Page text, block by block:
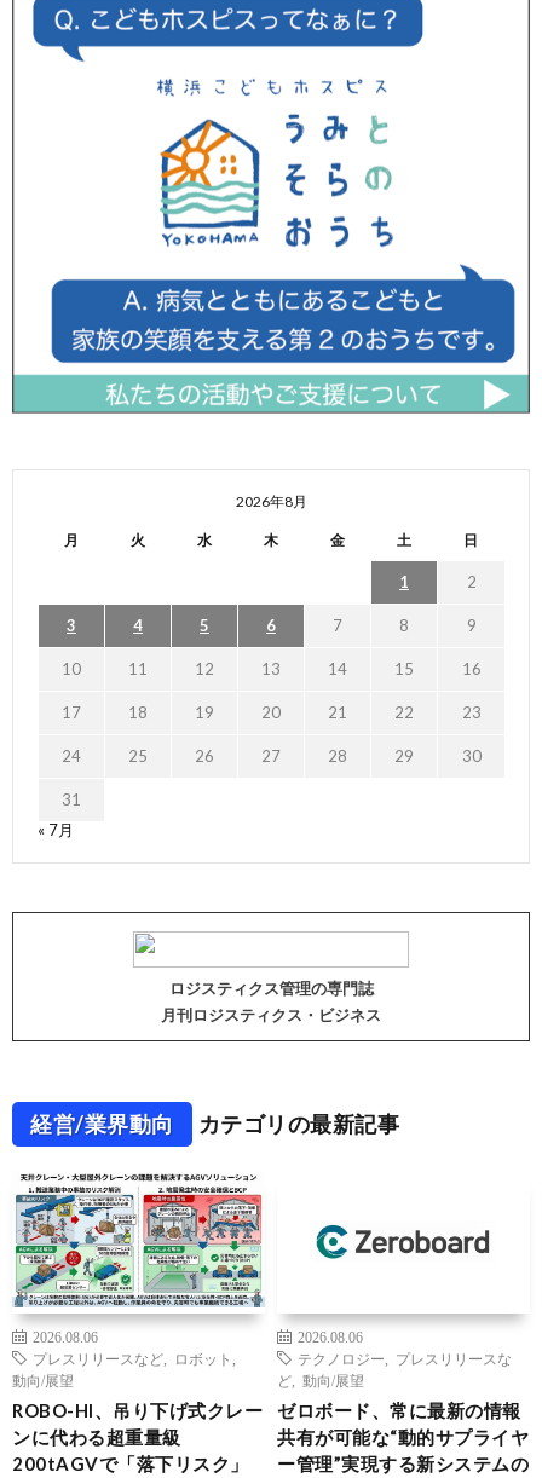
2026年8月
月 火 水 木 金 土 日
1 2
3 4 5 6 7 8 9
10 11 12 13 14 15 16
17 18 19 20 21 22 23
24 25 26 27 28 29 30
31
« 7月
ロジスティクス管理の専門誌
月刊ロジスティクス・ビジネス
経営/業界動向 カテゴリの最新記事
2026.08.06
プレスリリースなど
ロボット
動向/展望
ROBO-HI、吊り下げ式クレー
ンに代わる超重量級
200tAGVで「落下リスク」
2026.08.06
テクノロジー
プレスリリースな
ど
動向/展望
ゼロボード、常に最新の情報
共有が可能な“動的サプライヤ
ー管理”実現する新システムの